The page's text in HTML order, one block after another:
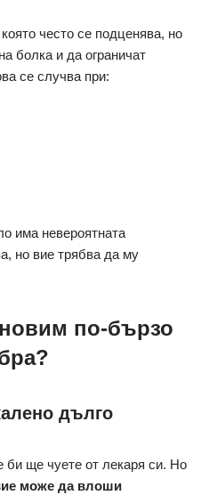
често се подценява, но
болка и да ограничат
се случва при:
има невероятната
но вие трябва да му
по-бързо
дълго
би ще чуете от лекаря си. Но
може да влоши